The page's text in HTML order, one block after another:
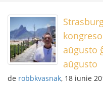
aŭgusto
aŭgusto
de robbkvasnak, 18 iunie